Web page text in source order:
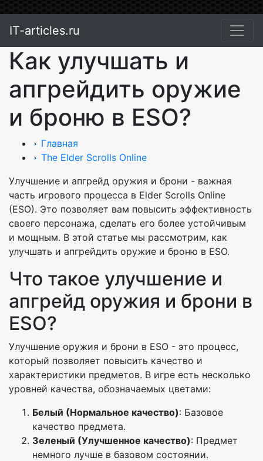
IT-articles.ru
Как улучшать и
апгрейдить оружие
и броню в ESO?
Главная
The Elder Scrolls Online
Улучшение и апгрейд оружия и брони - важная
часть игрового процесса в Elder Scrolls Online
(ESO). Это позволяет вам повысить эффективность
своего персонажа, сделать его более устойчивым
и мощным. В этой статье мы рассмотрим, как
улучшать и апгрейдить оружие и броню в ESO.
Что такое улучшение и
апгрейд оружия и брони в
ESO?
Улучшение оружия и брони в ESO - это процесс,
который позволяет повысить качество и
характеристики предметов. В игре есть несколько
уровней качества, обозначаемых цветами:
Белый (Нормальное качество): Базовое
качество предмета.
Зеленый (Улучшенное качество): Предмет
немного лучше в базовом состоянии.